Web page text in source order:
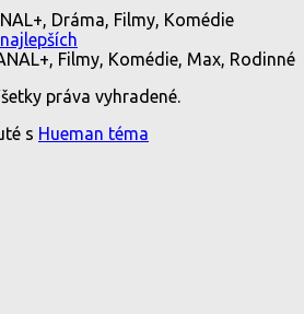
Dráma, Filmy, Komédie
Filmy, Komédie, Max, Rodinné
práva vyhradené.
s Hueman téma